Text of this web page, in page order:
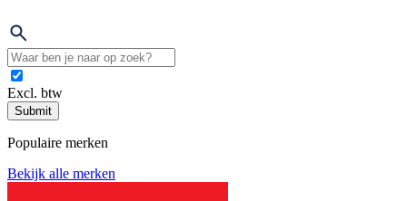
Excl. btw
Submit
Populaire merken
Bekijk alle merken